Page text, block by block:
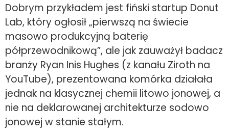
Dobrym przykładem jest fiński startup Donut
Lab, który ogłosił „pierwszą na świecie
masowo produkcyjną baterię
półprzewodnikową”, ale jak zauważył badacz
branży Ryan Inis Hughes (z kanału Ziroth na
YouTube), prezentowana komórka działała
jednak na klasycznej chemii litowo jonowej, a
nie na deklarowanej architekturze sodowo
jonowej w stanie stałym.